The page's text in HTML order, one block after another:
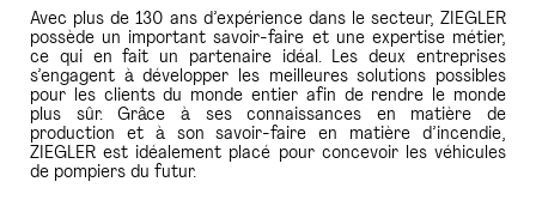
Avec plus de 130 ans d’expérience dans le secteur, ZIEGLER
possède un important savoir-faire et une expertise métier,
ce qui en fait un partenaire idéal. Les deux entreprises
s’engagent à développer les meilleures solutions possibles
pour les clients du monde entier afin de rendre le monde
plus sûr. Grâce à ses connaissances en matière de
production et à son savoir-faire en matière d’incendie,
ZIEGLER est idéalement placé pour concevoir les véhicules
de pompiers du futur.